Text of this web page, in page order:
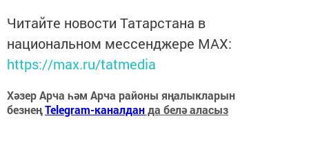
Читайте новости Татарстана в
национальном мессенджере MАХ:
https://max.ru/tatmedia
Хәзер Арча һәм Арча районы яңалыкларын
безнеңTelegram-каналданда белә аласыз